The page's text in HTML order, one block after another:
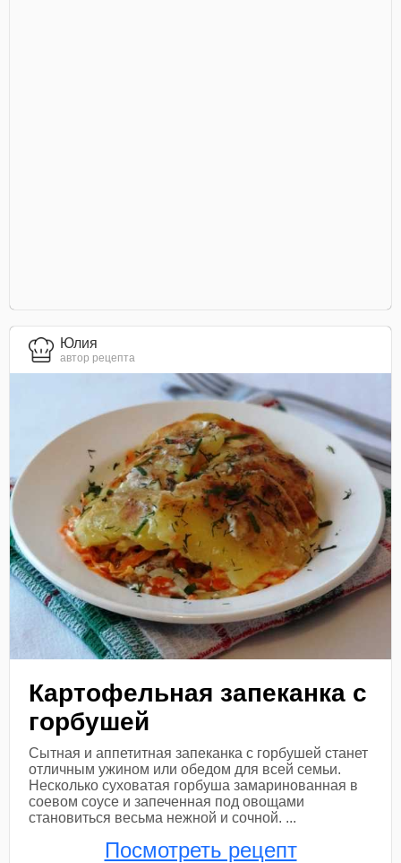
Юлия
автор рецепта
Картофельная запеканка с
горбушей
Сытная и аппетитная запеканка с горбушей станет
отличным ужином или обедом для всей семьи.
Несколько суховатая горбуша замаринованная в
соевом соусе и запеченная под овощами
становиться весьма нежной и сочной. ...
Посмотреть рецепт